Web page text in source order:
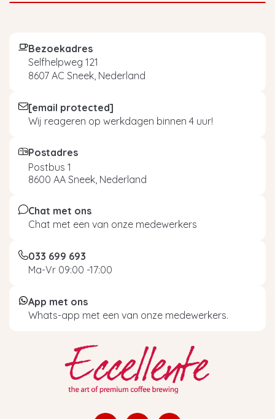
Bezoekadres
Selfhelpweg 121
8607 AC Sneek, Nederland
[email protected]
Wij reageren op werkdagen binnen 4 uur!
Postadres
Postbus 1
8600 AA Sneek, Nederland
Chat met ons
Chat met een van onze medewerkers
033 699 693
Ma-Vr 09:00 -17:00
App met ons
Whats-app met een van onze medewerkers.